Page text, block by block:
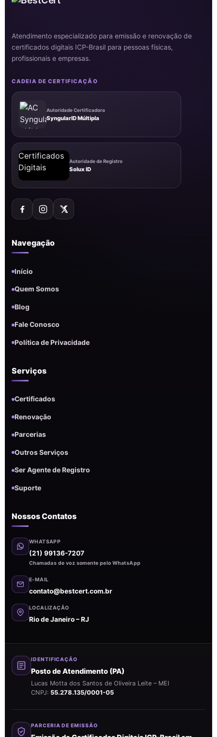
Atendimento especializado para emissão e renovação de
certificados digitais ICP-Brasil para pessoas físicas,
profissionais e empresas.
CADEIA DE CERTIFICAÇÃO
Autoridade Certificadora
SyngularID Múltipla
Autoridade de Registro
Solux ID
Navegação
Início
Quem Somos
Blog
Fale Conosco
Política de Privacidade
Serviços
Certificados
Renovação
Parcerias
Outros Serviços
Ser Agente de Registro
Suporte
Nossos Contatos
WHATSAPP
(21) 99136-7207
Chamadas de voz somente pelo WhatsApp
E-MAIL
contato@bestcert.com.br
LOCALIZAÇÃO
Rio de Janeiro – RJ
IDENTIFICAÇÃO
Posto de Atendimento (PA)
Lucas Motta dos Santos de Oliveira Leite – MEI
CNPJ: 55.278.135/0001-05
PARCERIA DE EMISSÃO